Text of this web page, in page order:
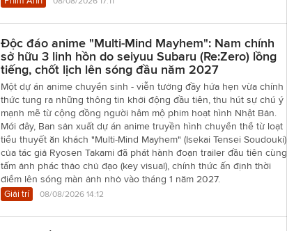
Độc đáo anime "Multi-Mind Mayhem": Nam chính
sở hữu 3 linh hồn do seiyuu Subaru (Re:Zero) lồng
tiếng, chốt lịch lên sóng đầu năm 2027
Một dự án anime chuyển sinh - viễn tưởng đầy hứa hẹn vừa chính
thức tung ra những thông tin khởi động đầu tiên, thu hút sự chú ý
mạnh mẽ từ cộng đồng người hâm mộ phim hoạt hình Nhật Bản.
Mới đây, Ban sản xuất dự án anime truyền hình chuyển thể từ loạt
tiểu thuyết ăn khách "Multi-Mind Mayhem" (Isekai Tensei Soudouki)
của tác giả Ryosen Takami đã phát hành đoạn trailer đầu tiên cùng
tấm ảnh phác thảo chủ đạo (key visual), chính thức ấn định thời
điểm lên sóng màn ảnh nhỏ vào tháng 1 năm 2027.
Giải trí
08/08/2026 14:12